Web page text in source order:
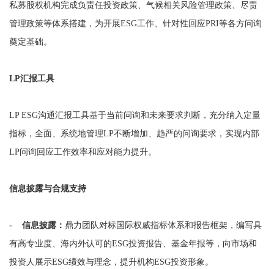
私募股权机构完成负责任投资政策、气候相关风险管理政策、尽责
管理政策等体系搭建，为开展ESG工作、针对性回应PRI等各方问询
奠定基础。
LP汇报工具
LP ESG沟通汇报工具基于当前问询和未来要求判断，充分纳入定量
指标，全面、系统地管理LP不断增加、趋严的问询要求，实现内部
LP问询回应工作效率和应对能力提升。
信息披露与合规支持
- 信息披露： 鼎力团队对标国际权威指标体系和报告框架，编写具
有高专业度、海内外认可的ESG投资报告、基金年报等，向市场和
投资人展示ESG绩效与理念，提升机构ESG投资形象。